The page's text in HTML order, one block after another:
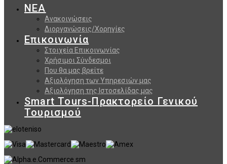
ΝΕΑ
Ανακοινώσεις
Διοργανώσεις/Χορηγίες
Επικοινωνία
Στοιχεία Επικοινωνίας
Χρήσιμοι Σύνδεσμοι
Που θα μας βρείτε
Αξιολόγηση των Υπηρεσιών μας
Αξιολόγηση της Ιστοσελίδας μας
Smart Tours-Πρακτορείο Γενικού
Τουρισμού